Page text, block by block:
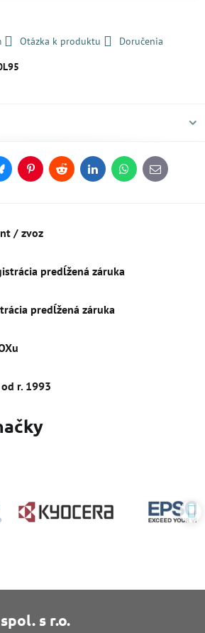
Otázka k produktu
Doručenia
PinterestReddit LinkedInWhatsApp
E-
mail
/ zvoz
predĺžená záruka
predĺžená záruka
od r​. 1993
s r.o.